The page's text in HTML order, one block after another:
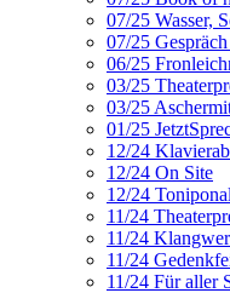
07/25 Wasser,
07/25
06/25
03/25
03/25
01/25
12/24
12/24 On Site
12/24 Toniponal
11/24
11/24
11/24
11/24 Für aller